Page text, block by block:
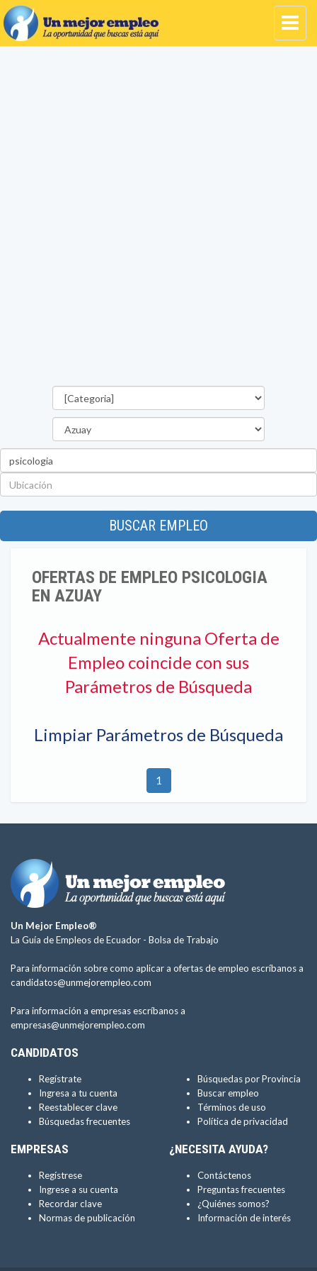
BUSCAR EMPLEO
OFERTAS DE EMPLEO PSICOLOGIA
EN AZUAY
Actualmente ninguna Oferta de
Empleo coincide con sus
Parámetros de Búsqueda
Limpiar Parámetros de Búsqueda
1
Un Mejor Empleo®
La Guía de Empleos de Ecuador - Bolsa de Trabajo
Para información sobre como aplicar a ofertas de empleo escríbanos a
candidatos@unmejorempleo.com
Para información a empresas escríbanos a
empresas@unmejorempleo.com
CANDIDATOS
Regístrate
Ingresa a tu cuenta
Reestablecer clave
Búsquedas frecuentes
Búsquedas por Provincia
Buscar empleo
Términos de uso
Política de privacidad
EMPRESAS
Regístrese
Ingrese a su cuenta
Recordar clave
Normas de publicación
¿NECESITA AYUDA?
Contáctenos
Preguntas frecuentes
¿Quiénes somos?
Información de interés